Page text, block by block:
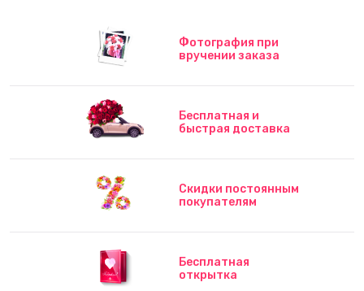
Фотография при
вручении заказа
Бесплатная и
быстрая доставка
Скидки постоянным
покупателям
Бесплатная
открытка